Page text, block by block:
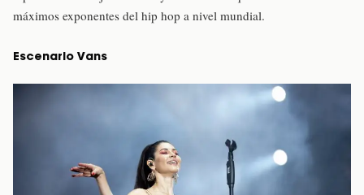
máximos exponentes del hip hop a nivel mundial.
Escenario Vans